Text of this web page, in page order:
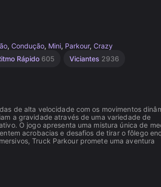
, Condução, Mini, Parkour, Crazy
Rápido 605 Viciantes 2936
de alta velocidade com os movimentos
a gravidade através de uma variedade de
O jogo apresenta uma mistura única de
acrobacias e desafios de tirar o fôlego
Truck Parkour promete uma aventura